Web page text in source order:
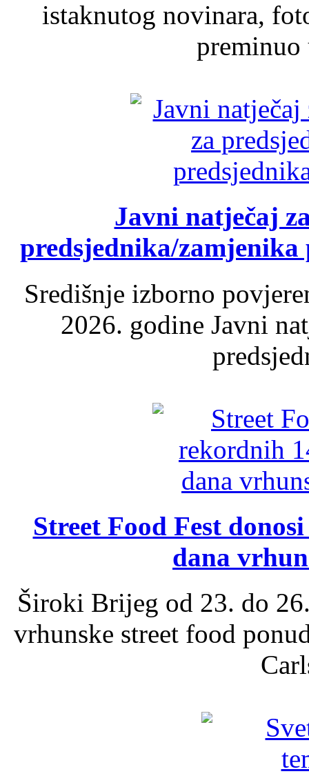
istaknutog novinara,
Javni natječaj
predsjednika/
Središnje izborno
2026. godine Javni
Street Food Fest
dana
Široki Brijeg od 23. do
vrhunske street food